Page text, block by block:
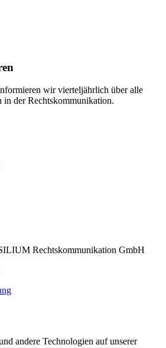
wir viertel­jährlich über alle
der Rechts­kommu­nikation.
Rechtskommunikation GmbH
andere Technologien auf unserer